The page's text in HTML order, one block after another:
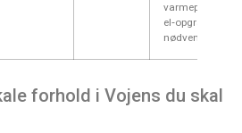
varmepumper
el‑opgradering
nødvendig.
forhold i Vojens du skal